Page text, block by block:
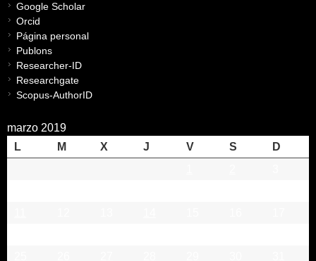
Google Scholar
Orcid
Página personal
Publons
Researcher-ID
Researchgate
Scopus-AuthorID
marzo 2019
L
M X J V S
D